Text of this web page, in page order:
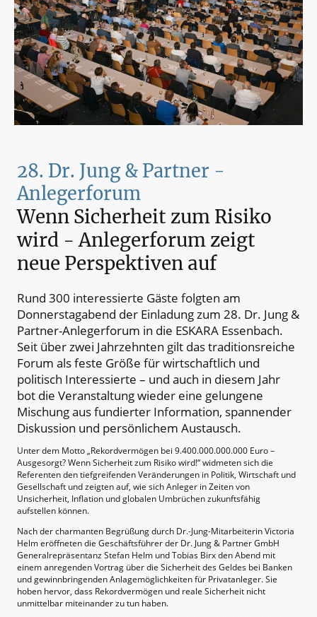
28. Dr. Jung & Partner -
Anlegerforum
Wenn Sicherheit zum Risiko
wird - Anlegerforum zeigt
neue Perspektiven auf
Rund 300 interessierte Gäste folgten am
Donnerstagabend der Einladung zum 28. Dr. Jung &
Partner-Anlegerforum in die ESKARA Essenbach.
Seit über zwei Jahrzehnten gilt das traditionsreiche
Forum als feste Größe für wirtschaftlich und
politisch Interessierte – und auch in diesem Jahr
bot die Veranstaltung wieder eine gelungene
Mischung aus fundierter Information, spannender
Diskussion und persönlichem Austausch.
Unter dem Motto „Rekordvermögen bei 9.400.000.000.000 Euro –
Ausgesorgt? Wenn Sicherheit zum Risiko wird!“ widmeten sich die
Referenten den tiefgreifenden Veränderungen in Politik, Wirtschaft und
Gesellschaft und zeigten auf, wie sich Anleger in Zeiten von
Unsicherheit, Inflation und globalen Umbrüchen zukunftsfähig
aufstellen können.
Nach der charmanten Begrüßung durch Dr.-Jung-Mitarbeiterin Victoria
Helm eröffneten die Geschäftsführer der Dr. Jung & Partner GmbH
Generalrepräsentanz Stefan Helm und Tobias Birx den Abend mit
einem anregenden Vortrag über die Sicherheit des Geldes bei Banken
und gewinnbringenden Anlagemöglichkeiten für Privatanleger. Sie
hoben hervor, dass Rekordvermögen und reale Sicherheit nicht
unmittelbar miteinander zu tun haben.